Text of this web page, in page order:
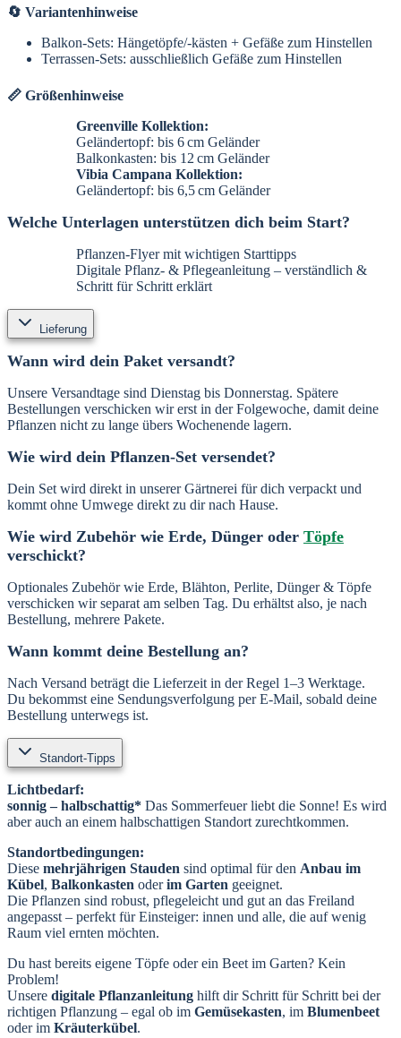
🔄 Variantenhinweise
Balkon-Sets: Hängetöpfe/-kästen + Gefäße zum Hinstellen
Terrassen-Sets: ausschließlich Gefäße zum Hinstellen
📏 Größenhinweise
Greenville Kollektion:
Geländertopf: bis 6 cm Geländer
Balkonkasten: bis 12 cm Geländer
Vibia Campana Kollektion:
Geländertopf: bis 6,5 cm Geländer
Welche Unterlagen unterstützen dich beim Start?
Pflanzen-Flyer mit wichtigen Starttipps
Digitale Pflanz- & Pflegeanleitung – verständlich &
Schritt für Schritt erklärt
Lieferung
Wann wird dein Paket versandt?
Unsere Versandtage sind Dienstag bis Donnerstag. Spätere
Bestellungen verschicken wir erst in der Folgewoche, damit deine
Pflanzen nicht zu lange übers Wochenende lagern.
Wie wird dein Pflanzen-Set versendet?
Dein Set wird direkt in unserer Gärtnerei für dich verpackt und
kommt ohne Umwege direkt zu dir nach Hause.
Wie wird Zubehör wie Erde, Dünger oder Töpfe
verschickt?
Optionales Zubehör wie Erde, Blähton, Perlite, Dünger & Töpfe
verschicken wir separat am selben Tag. Du erhältst also, je nach
Bestellung, mehrere Pakete.
Wann kommt deine Bestellung an?
Nach Versand beträgt die Lieferzeit in der Regel 1–3 Werktage.
Du bekommst eine Sendungsverfolgung per E-Mail, sobald deine
Bestellung unterwegs ist.
Standort-Tipps
Lichtbedarf:
sonnig – halbschattig* Das Sommerfeuer liebt die Sonne! Es wird
aber auch an einem halbschattigen Standort zurechtkommen.
Standortbedingungen:
Diese mehrjährigen Stauden sind optimal für den Anbau im
Kübel, Balkonkasten oderim Garten geeignet.
Die Pflanzen sind robust, pflegeleicht und gut an das Freiland
angepasst – perfekt für Einsteiger: innen und alle, die auf wenig
Raum viel ernten möchten.
Du hast bereits eigene Töpfe oder ein Beet im Garten? Kein
Problem!
Unsere digitale Pflanzanleitung hilft dir Schritt für Schritt bei der
richtigen Pflanzung – egal ob im Gemüsekasten, im Blumenbeet
oder im Kräuterkübel.